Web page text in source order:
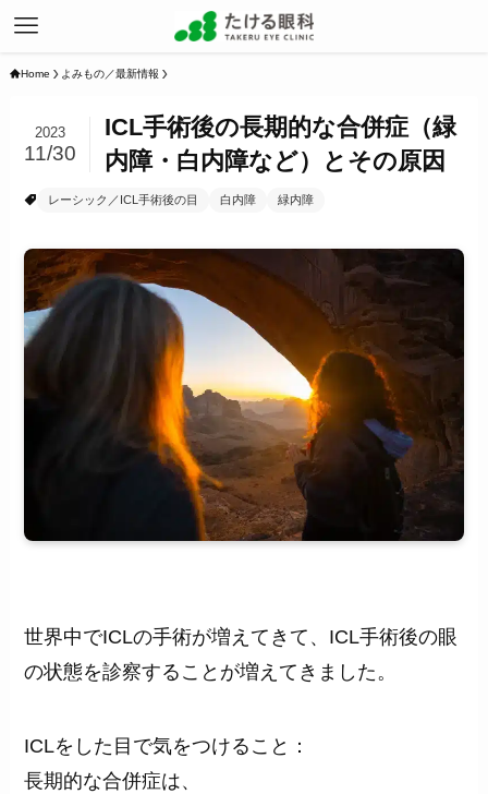
Home よみもの／最新情報
ICL手術後の長期的な合併症（緑
内障・白内障など）とその原因
2023
11/30
レーシック／ICL手術後の目 白内障 緑内障
世界中でICLの手術が増えてきて、ICL手術後の眼
の状態を診察することが増えてきました。
ICLをした目で気をつけること：
長期的な合併症は、